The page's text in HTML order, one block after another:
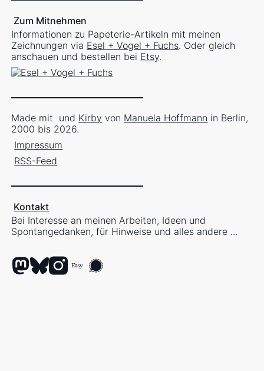
Zum Mitnehmen
Informationen zu Papeterie-Artikeln mit meinen
Zeichnungen via Esel + Vogel + Fuchs. Oder gleich
anschauen und bestellen bei Etsy.
Made mit und Kirby von Manuela Hoffmann in Berlin,
2000 bis 2026.
Impressum
RSS-Feed
Kontakt
Bei Interesse an meinen Arbeiten, Ideen und
Spontangedanken, für Hinweise und alles andere ...